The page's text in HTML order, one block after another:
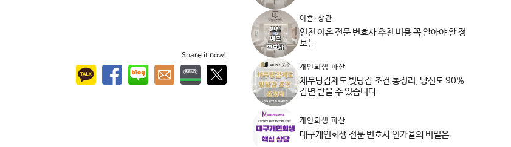
Share it now!
이혼·상간
인천 이혼 전문 변호사 추천 비용 꼭 알아야 할 정
보는
개인회생 파산
채무탕감제도 빚탕감 조건 총정리, 당신도 90%
감면 받을 수 있습니다
개인회생 파산
대구개인회생 전문 변호사 인가율의 비밀은